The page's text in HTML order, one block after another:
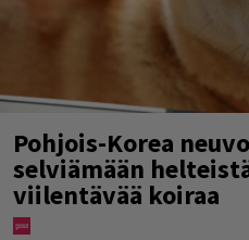
Pohjois-Korea
selviämään
viilentävää koiraa